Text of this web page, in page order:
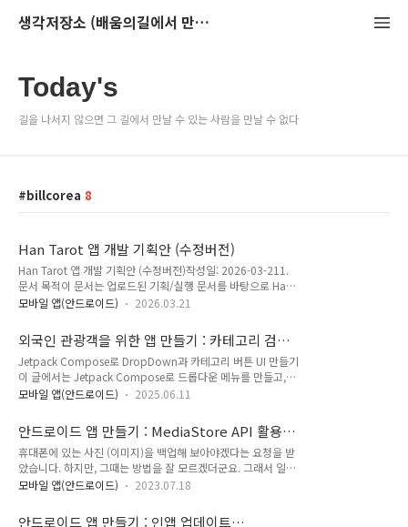
생각저장소 (배움의길에서 만나는 이야기)
Today's
길을 나서지 않으면 그 길에서 만날 수 있는 사람을 만날 수 없다
billcorea 8
Han Tarot 앱 개발 기획안 (수정버전)
Han Tarot 앱 개발 기획안 (수정버전)작성일: 2026-03-211.
문서 목적이 문서는 업로드된 기획/실행 문서를 바탕으로 Han
Tarot 앱을 실제로 출시 가능한 수준의 MVP로 개발하기 위한
다음과 같다.이 앱은 점술 중심이 아니라 자기 성찰과 마음 치유
를 돕는 상담형 타로 앱이다.기술 스택은 Android / Kotlin /
Hilt / Room / Jetpack Compose를 기준으로 한다.전체 사용
자 흐름은 카드 뽑기 → 해석 → 상담 질문 → 기록 → 치유 메시
지로 이어진다.MVP 기준 핵심 기능은 랜덤 카드 추출, 1장/3장
제품 정의2-1. 제..
모바일 앱(안드로이드) 2026.03.21
외국인 관광객을 위한 앱 만들기 : 카테고리 검색
화면 구현
Jetpack Compose로 DropDown과 카테고리 버튼 UI 만들기
이 글에서는 Jetpack Compose로 드롭다운 메뉴를 만들고,
JSON 형태의 카테고리 데이터를 3x3 버튼 그리드 형태로 화면
태) 버튼 만들기아래는 Compose의 DropdownMenu를 이용
하여 간단한 드롭다운 UI를 구성하는 예시입니
다.@Composablefun SimpleDropdownMenu( options:
List, onOptionSelected: (String) -> Unit) { var expanded
by remember { mutableStateOf(false) } var
모바일 앱(안드로이드) 2025.06.11
안드로이드 앱 만들기 : MediaStore API 활용해
보기 (feat 휴대폰 사진 백업)
휴대폰에 있는 사진 (이미지)을 백업해 보아야겠다는 요청을 받
았습니다. 하지만, 그때는 방법을 잘 모르겠더군요. 그래서 일단
찾아본다고 했는 데, 그 이후에는 더 이상의 요구를 하지 않았습
어 보기로 했습니다.
모바일 앱(안드로이드) 2023.07.18
안드로이드 앱 만들기 : 인앱 업데이트